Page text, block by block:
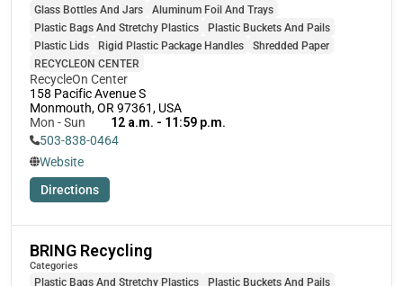
Glass Bottles And Jars
Aluminum Foil And Trays
Plastic Bags And Stretchy Plastics
Plastic Buckets And Pails
Plastic Lids
Rigid Plastic Package Handles
Shredded Paper
RECYCLEON CENTER
RecycleOn Center
158 Pacific Avenue S
Monmouth, OR 97361, USA
Mon - Sun
12 a.m. - 11:59 p.m.
503-838-0464
Website
Directions
BRING Recycling
Categories
Plastic Bags And Stretchy Plastics
Plastic Buckets And Pails